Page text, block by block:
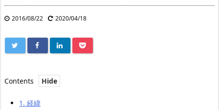
2016/08/22 2020/04/18
Contents
1. 経緯